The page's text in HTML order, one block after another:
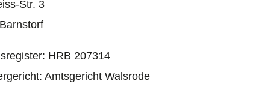
Str. 3
HRB 207314
Amtsgericht Walsrode